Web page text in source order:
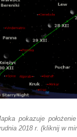
pokazuje
2018 r. (kliknij w